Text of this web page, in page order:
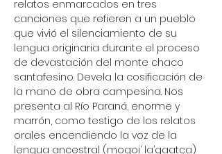
relatos enmarcados en tres
canciones que refieren a un pueblo
que vivió el silenciamiento de su
lengua originaria durante el proceso
de devastación del monte chaco
santafesino. Devela la cosificación de
la mano de obra campesina. Nos
presenta al Río Paraná, enorme y
marrón, como testigo de los relatos
orales encendiendo la voz de la
lengua ancestral (moqoi’ la’qaatca)